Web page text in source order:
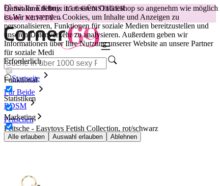
Damit Ihr Erlebnis in unserem Onlineshop so angenehm wie möglich
ist.Wir verwenden Cookies, um Inhalte und Anzeigen zu
personalisieren, Funktionen für soziale Medien bereitzustellen und
unseren Datenverkehr zu analysieren. Außerdem geben wir
Informationen über Ihre Nutzung unserer Website an unsere Partner
für soziale Medi
Erforderlich
Funktional
Statistiken
Marketing
Alle erlauben Auswahl erlauben Ablehnen
😽Svakom Klitty: 15 € GÜNSTIGER
Code: KLITTY →
Startseite
Für Beide
BDSM
Peitschen
Peitsche - Easytoys Fetish Collection, rot/schwarz